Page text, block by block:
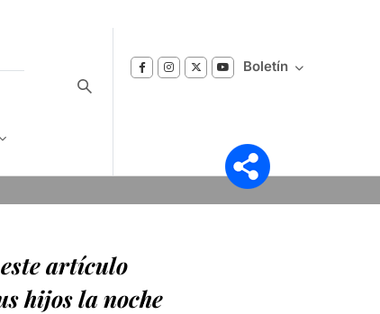
Boletín
Suscríbase a nuestro boletín
Bienestar que le interesan.
artículo
hijos la noche